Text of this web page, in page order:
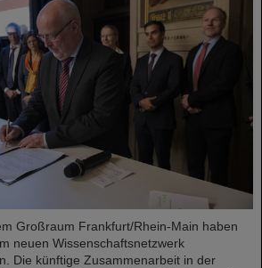
Großraum Frankfurt/Rhein-Main haben
neuen Wissenschaftsnetzwerk
Die künftige Zusammenarbeit in der